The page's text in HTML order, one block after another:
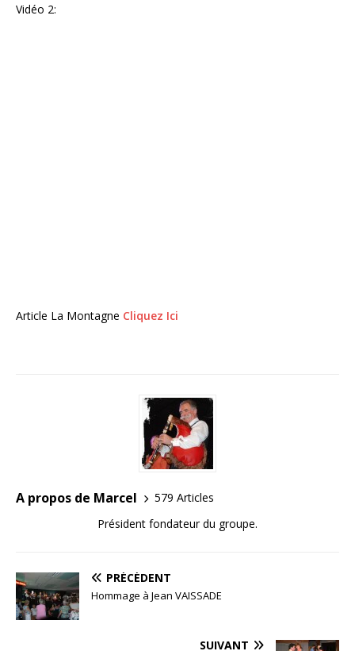
Vidéo 2:
Article La Montagne Cliquez Ici
A propos de Marcel
579 Articles
Président fondateur du groupe.
PRÉCÉDENT
Hommage à Jean VAISSADE
SUIVANT